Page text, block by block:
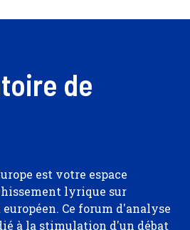
de
est votre espace
lyrique sur
Ce forum d'analyse
à la stimulation d'un débat